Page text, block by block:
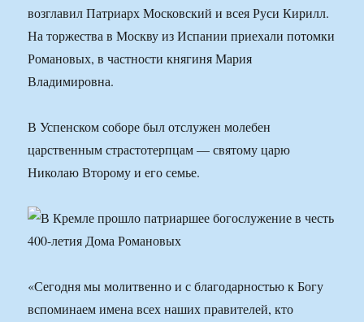
возглавил Патриарх Московский и всея Руси Кирилл.
На торжества в Москву из Испании приехали потомки
Романовых, в частности княгиня Мария
Владимировна.
В Успенском соборе был отслужен молебен
царственным страстотерпцам — святому царю
Николаю Второму и его семье.
«Сегодня мы молитвенно и с благодарностью к Богу
вспоминаем имена всех наших правителей, кто